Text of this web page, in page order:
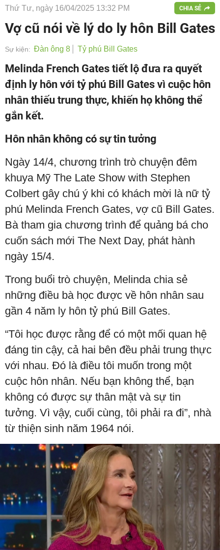
Thứ Tư, ngày 16/04/2025 13:32 PM CHIA SẺ
Vợ cũ nói về lý do ly hôn Bill Gates
Sự kiện: Đàn ông 8 Tỷ phú Bill Gates
Melinda French Gates tiết lộ đưa ra quyết
định ly hôn với tỷ phú Bill Gates vì cuộc hôn
nhân thiếu trung thực, khiến họ không thể
gắn kết.
Hôn nhân không có sự tin tưởng
Ngày 14/4, chương trình trò chuyện đêm
khuya Mỹ The Late Show with Stephen
Colbert gây chú ý khi có khách mời là nữ tỷ
phú Melinda French Gates, vợ cũ Bill Gates.
Bà tham gia chương trình để quảng bá cho
cuốn sách mới The Next Day, phát hành
ngày 15/4.
Trong buổi trò chuyện, Melinda chia sẻ
những điều bà học được về hôn nhân sau
gần 4 năm ly hôn tỷ phú Bill Gates.
“Tôi học được rằng để có một mối quan hệ
đáng tin cậy, cả hai bên đều phải trung thực
với nhau. Đó là điều tôi muốn trong một
cuộc hôn nhân. Nếu bạn không thể, bạn
không có được sự thân mật và sự tin
tưởng. Vì vậy, cuối cùng, tôi phải ra đi”, nhà
từ thiện sinh năm 1964 nói.